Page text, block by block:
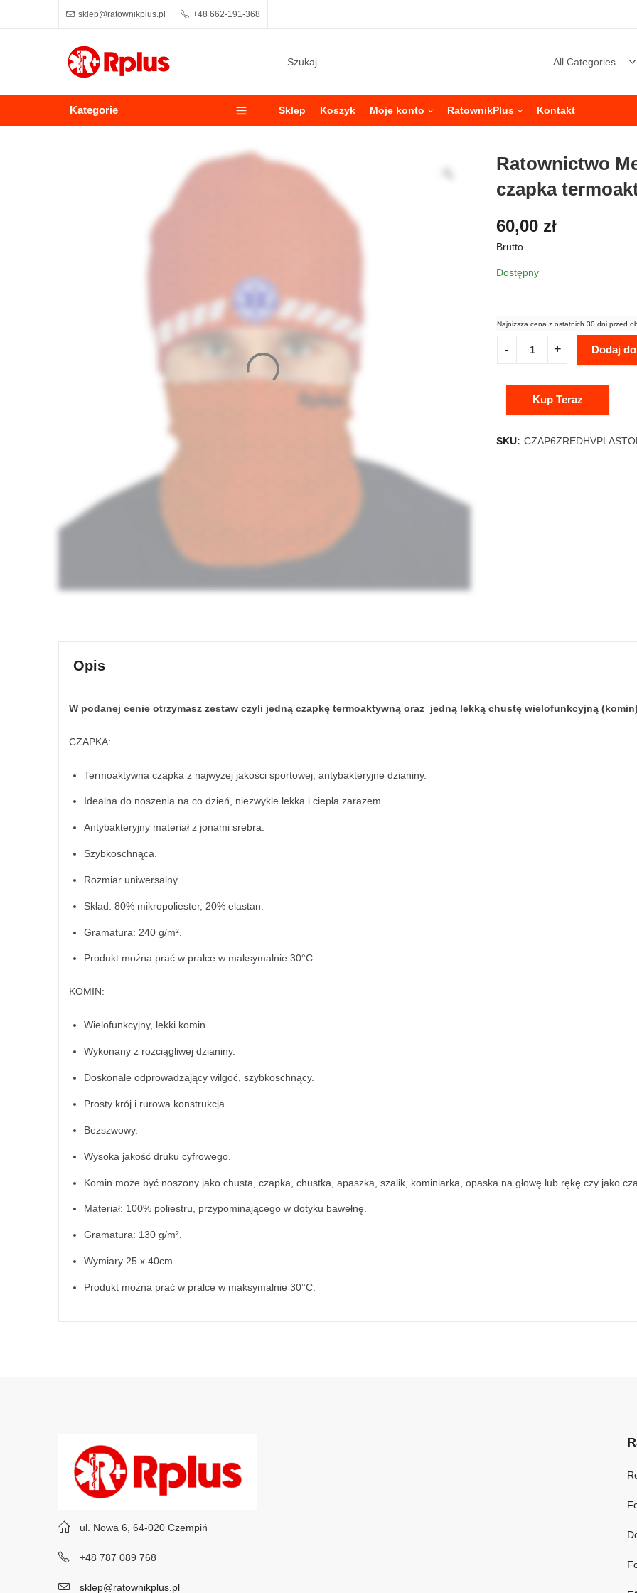
sklep@ratownikplus.pl +48 662-191-368
Kategorie Sklep Koszyk Moje konto RatownikPlus Kontakt
Ratownictwo
czapka
60,00 zł
Brutto
Dostępny
Najniższa cena z ostatnich 30 dni przed
Dodaj
Kup Teraz
SKU:
Opis
W podanej cenie otrzymasz zestaw czyli jedną czapkę termoaktywną oraz jedną lekką chustę wielofunkcyjną
CZAPKA:
Termoaktywna czapka z najwyżej jakości sportowej, antybakteryjne dzianiny.
Idealna do noszenia na co dzień, niezwykle lekka i ciepła zarazem.
Antybakteryjny materiał z jonami srebra.
Szybkoschnąca.
Rozmiar uniwersalny.
Skład: 80% mikropoliester, 20% elastan.
Gramatura: 240 g/m².
Produkt można prać w pralce w maksymalnie 30°C.
KOMIN:
Wielofunkcyjny, lekki komin.
Wykonany z rozciągliwej dzianiny.
Doskonale odprowadzający wilgoć, szybkoschnący.
Prosty krój i rurowa konstrukcja.
Bezszwowy.
Wysoka jakość druku cyfrowego.
Komin może być noszony jako chusta, czapka, chustka, apaszka, szalik, kominiarka, opaska na głowę lub rękę czy jako
Materiał: 100% poliestru, przypominającego w dotyku bawełnę.
Gramatura: 130 g/m².
Wymiary 25 x 40cm.
Produkt można prać w pralce w maksymalnie 30°C.
ul. Nowa 6, 64-020 Czempiń
+48 787 089 768
sklep@ratownikplus.pl